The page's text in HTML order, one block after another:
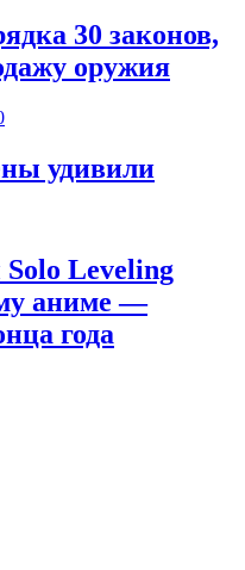
30 законов,
оружия
удивили
Leveling
аниме —
года